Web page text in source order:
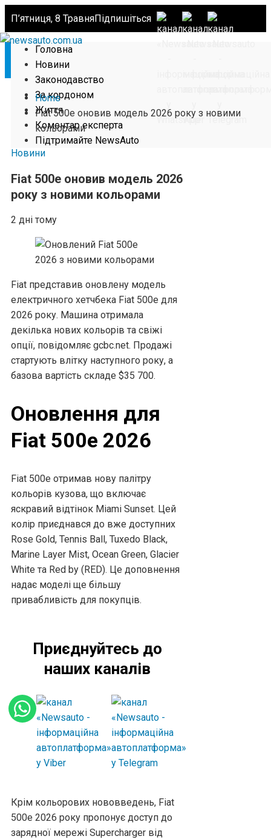
П’ятниця, 8 ТравняПідпишіться
Головна
Новини
Законодавство
За кордоном
Життя
Коментар експерта
Підтримайте NewsAuto
Home
Fiat 500e оновив модель 2026 року з новими
кольорами
Новини
Fiat 500e оновив модель 2026
року з новими кольорами
2 дні тому
Fiat представив оновлену модель
електричного хетчбека Fiat 500e для
2026 року. Машина отримала
декілька нових кольорів та свіжі
опції, повідомляє gcbc.net. Продажі
стартують влітку наступного року, а
базова вартість складе $35 700.
Оновлення для
Fiat 500e 2026
Fiat 500e отримав нову палітру
кольорів кузова, що включає
яскравий відтінок Miami Sunset. Цей
колір приєднався до вже доступних
Rose Gold, Tennis Ball, Tuxedo Black,
Marine Layer Mist, Ocean Green, Glacier
White та Red by (RED). Це доповнення
надає моделі ще більшу
привабливість для покупців.
Приєднуйтесь до
наших каналів
Крім кольорових нововведень, Fiat
500e 2026 року пропонує доступ до
зарядної мережі Supercharger від